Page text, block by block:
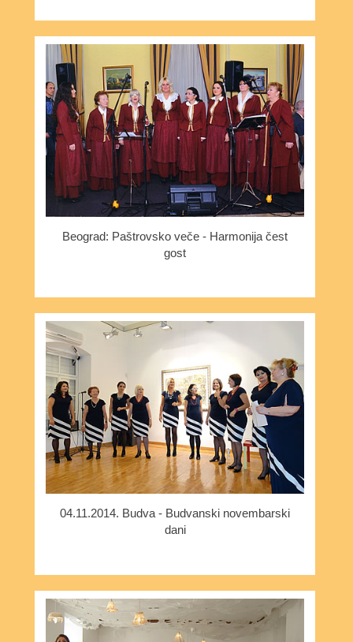
Beograd: Paštrovsko veče - Harmonija čest
gost
04.11.2014. Budva - Budvanski novembarski
dani